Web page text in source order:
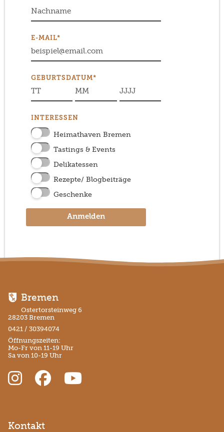
E-MAIL*
GEBURTSDATUM*
INTERESSEN
Heimathaven Bremen
Tastings & Events
Delikatessen
Rezepte/ Blogbeiträge
Geschenke
Anmelden
Bremen
Ostertorsteinweg 6
28203 Bremen
0421 / 30394074
Öffnungszeiten:
Mo-Fr von 11-19 Uhr
Sa von 10-19 Uhr
Kontakt